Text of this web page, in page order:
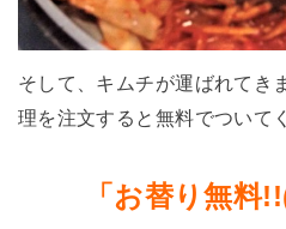
そして、キムチが運ばれてき
理を注文すると無料でついて
「お替り無料